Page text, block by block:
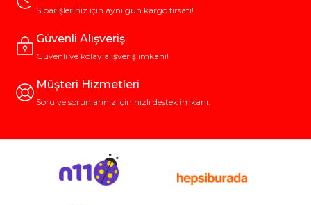
Siparişleriniz için aynı gün kargo fırsatı!
Güvenli Alışveriş
Güvenli ve kolay alışveriş imkanı!
Müşteri Hizmetleri
Soru ve sorunlarınız için hızlı destek imkanı.